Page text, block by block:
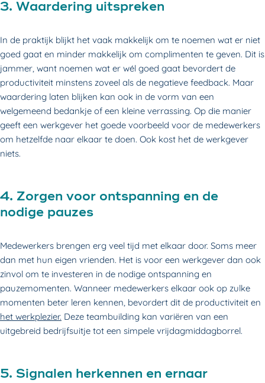
3. Waardering uitspreken
In de praktijk blijkt het vaak makkelijk om te noemen wat er niet
goed gaat en minder makkelijk om complimenten te geven. Dit is
jammer, want noemen wat er wél goed gaat bevordert de
productiviteit minstens zoveel als de negatieve feedback. Maar
waardering laten blijken kan ook in de vorm van een
welgemeend bedankje of een kleine verrassing. Op die manier
geeft een werkgever het goede voorbeeld voor de medewerkers
om hetzelfde naar elkaar te doen. Ook kost het de werkgever
niets.
4. Zorgen voor ontspanning en de
nodige pauzes
Medewerkers brengen erg veel tijd met elkaar door. Soms meer
dan met hun eigen vrienden. Het is voor een werkgever dan ook
zinvol om te investeren in de nodige ontspanning en
pauzemomenten. Wanneer medewerkers elkaar ook op zulke
momenten beter leren kennen, bevordert dit de productiviteit en
het werkplezier. Deze teambuilding kan variëren van een
uitgebreid bedrijfsuitje tot een simpele vrijdagmiddagborrel.
5. Signalen herkennen en ernaar